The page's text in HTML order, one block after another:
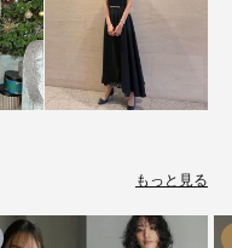
もっと見る